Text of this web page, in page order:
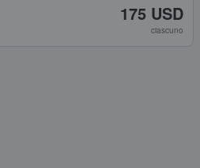
175 USD
ciascuno